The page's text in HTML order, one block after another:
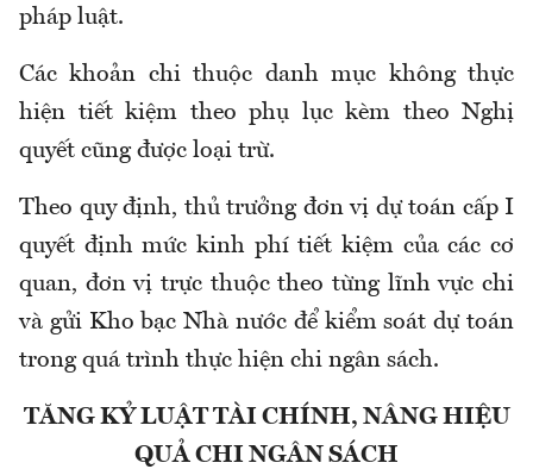
pháp luật.
Các khoản chi thuộc danh mục không thực
hiện tiết kiệm theo phụ lục kèm theo Nghị
quyết cũng được loại trừ.
Theo quy định, thủ trưởng đơn vị dự toán cấp I
quyết định mức kinh phí tiết kiệm của các cơ
quan, đơn vị trực thuộc theo từng lĩnh vực chi
và gửi Kho bạc Nhà nước để kiểm soát dự toán
trong quá trình thực hiện chi ngân sách.
TĂNG KỶ LUẬT TÀI CHÍNH, NÂNG HIỆU
QUẢ CHI NGÂN SÁCH